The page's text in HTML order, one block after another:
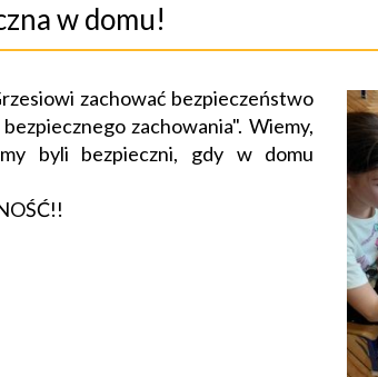
w domu!
zachować bezpieczeństwo
zachowania". Wiemy,
byli bezpieczni, gdy w domu